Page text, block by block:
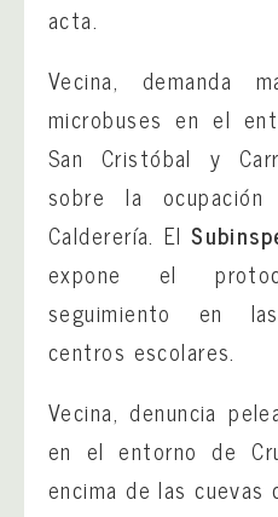
acta.
Vecina, demanda
microbuses en el
San Cristóbal y
sobre la
Calderería. El
expone el
seguimiento en
centros escolares.
Vecina, denuncia
en el entorno de
encima de las cuevas